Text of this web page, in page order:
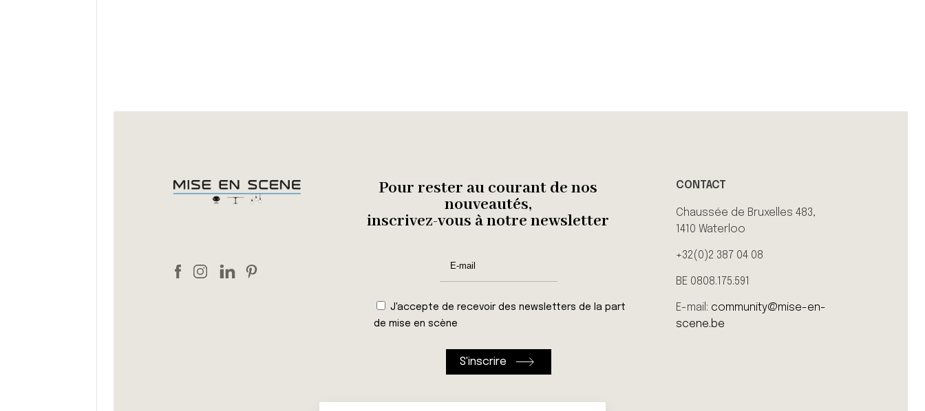
Pour rester au courant de nos
nouveautés,
inscrivez-vous à notre newsletter
J'accepte de recevoir des newsletters de la part
de mise en scène
CONTACT
Chaussée de Bruxelles 483,
1410 Waterloo
+32(0)2 387 04 08
BE 0808.175.591
E-mail: community@mise-en-
scene.be